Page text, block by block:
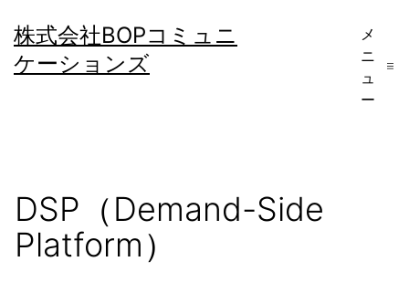
ン
テ
株式会社BOPコミュニ
ケーションズ
メ
ニ
ュ
ー
DSP（Demand-Side
Platform）